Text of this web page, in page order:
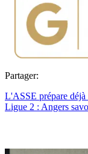
Partager:
L'ASSE prépare déjà
Ligue 2 : Angers